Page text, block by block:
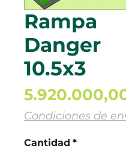
Rampa
Danger
10.5x3
Condiciones de
Cantidad *